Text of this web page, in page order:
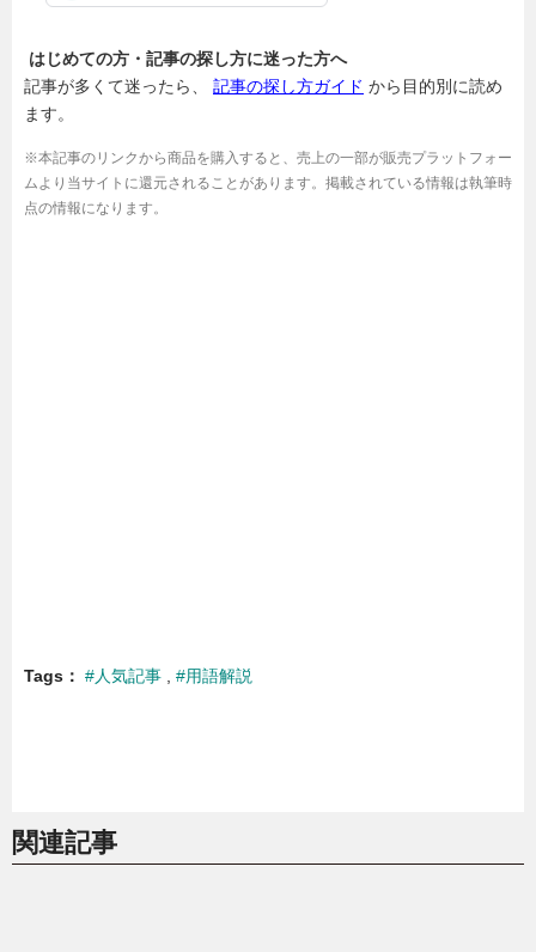
はじめての方・記事の探し方に迷った方へ
記事が多くて迷ったら、 記事の探し方ガイド から目的別に読め
ます。
※本記事のリンクから商品を購入すると、売上の一部が販売プラットフォー
ムより当サイトに還元されることがあります。掲載されている情報は執筆時
点の情報になります。
Tags #人気記事 #用語解説
関連記事